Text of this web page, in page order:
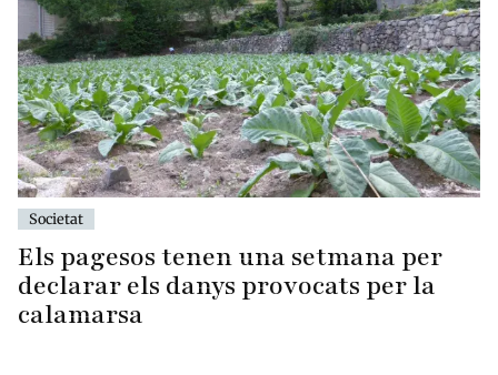
Societat
Els pagesos tenen una setmana per
declarar els danys provocats per la
calamarsa